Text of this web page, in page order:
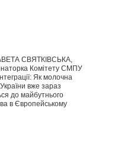
СВЯТКІВСЬКА,
Комітету СМПУ
Як молочна
вже зараз
до майбутнього
в Європейському